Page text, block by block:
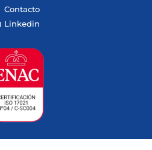
Contacto
Linkedin